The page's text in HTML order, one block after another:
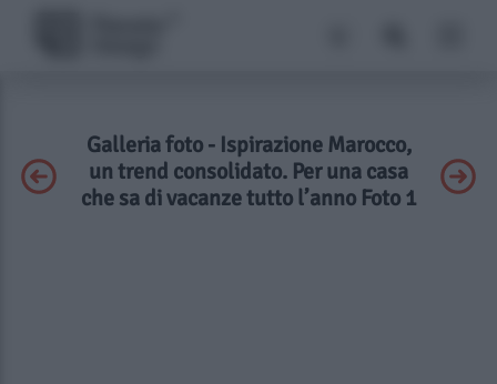
Galleria foto - Ispirazione Marocco,
un trend consolidato. Per una casa
che sa di vacanze tutto l’anno Foto 1